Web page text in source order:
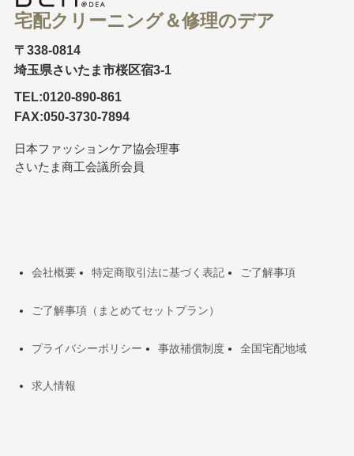
宅配クリーニング＆修理のデア
〒338-0814
埼玉県さいたま市桜区宿3-1
TEL:0120-890-861
FAX:050-3730-7894
日本ファッションケア協会理事
さいたま商工会議所会員
会社概要 特定商取引法に基づく表記 ご了解事項
ご了解事項（まとめてセットプラン）
プライバシーポリシー 事故補償制度 全国宅配地域
求人情報